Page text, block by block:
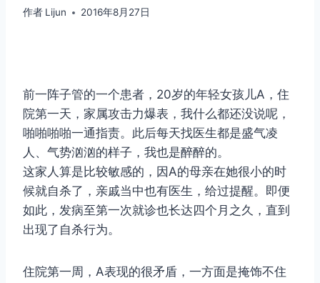
作者 Lijun 2016年8月27日
前一阵子管的一个患者，20岁的年轻女孩儿A，住
院第一天，家属攻击力爆表，我什么都还没说呢，
啪啪啪啪一通指责。此后每天找医生都是盛气凌
人、气势汹汹的样子，我也是醉醉的。
这家人算是比较敏感的，因A的母亲在她很小的时
候就自杀了，亲戚当中也有医生，给过提醒。即便
如此，发病至第一次就诊也长达四个月之久，直到
出现了自杀行为。
住院第一周，A表现的很矛盾，一方面是掩饰不住